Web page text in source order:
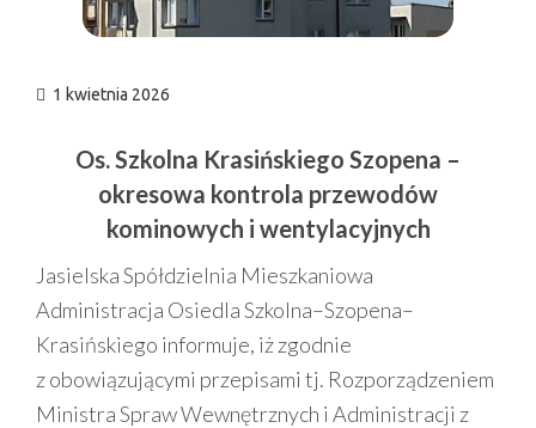
1 kwietnia 2026
Os. Szkolna Krasińskiego Szopena –
okresowa kontrola przewodów
kominowych i wentylacyjnych
Jasielska Spółdzielnia Mieszkaniowa
Administracja Osiedla Szkolna–Szopena–
Krasińskiego informuje, iż zgodnie
z obowiązującymi przepisami tj. Rozporządzeniem
Ministra Spraw Wewnętrznych i Administracji z